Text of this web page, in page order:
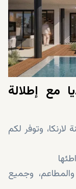
مع إطلالة
لارنكا، وتوفر لكم
وجميع